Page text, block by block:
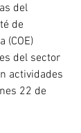
del
de
(COE)
del sector
actividades
22 de